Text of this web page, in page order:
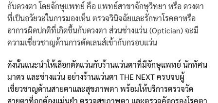
กับดวงตา โดยจักษุแพทย์ คือ แพทย์สาขาจักษุวิทยา หรือ ดวงตา
ที่เป็นอวัยวะในการมองเห็น ตรวจวินิจฉัยและรักษาโรคตาหรือ
อาการผิดปกติที่เกิดขึ้นกับดวงตา ส่วนช่างแว่น (Optician) จะมี
ความเชี่ยวชาญด้านการตัดเลนส์เข้ากับกรอบแว่น
ดังนั้นแนะนำให้เลือกตัดแว่นกับร้านแว่นตาที่มีจักษุแพทย์ นักทัศน
มาตร และช่างแว่น อย่างร้านแว่นตา THE NEXT ครบจบผู้
เชี่ยวชาญด้านสายตาและสุขภาพตา พร้อมให้บริการตรวจวัด
สายตาที่ถูกต้องแม่นยำ ตรวจสุขภาพตา และตรวจคัดกรองโรคตา